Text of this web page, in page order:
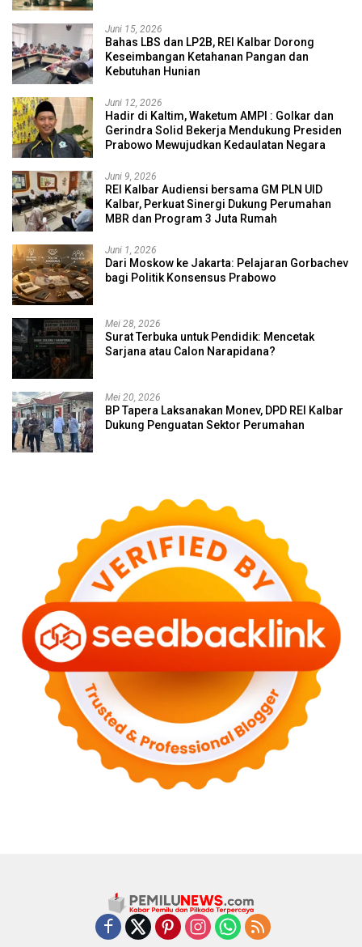
Juni 15, 2026
Bahas LBS dan LP2B, REI Kalbar Dorong
Keseimbangan Ketahanan Pangan dan
Kebutuhan Hunian
Juni 12, 2026
Hadir di Kaltim, Waketum AMPI : Golkar dan
Gerindra Solid Bekerja Mendukung Presiden
Prabowo Mewujudkan Kedaulatan Negara
Juni 9, 2026
REI Kalbar Audiensi bersama GM PLN UID
Kalbar, Perkuat Sinergi Dukung Perumahan
MBR dan Program 3 Juta Rumah
Juni 1, 2026
Dari Moskow ke Jakarta: Pelajaran Gorbachev
bagi Politik Konsensus Prabowo
Mei 28, 2026
Surat Terbuka untuk Pendidik: Mencetak
Sarjana atau Calon Narapidana?
Mei 20, 2026
BP Tapera Laksanakan Monev, DPD REI Kalbar
Dukung Penguatan Sektor Perumahan